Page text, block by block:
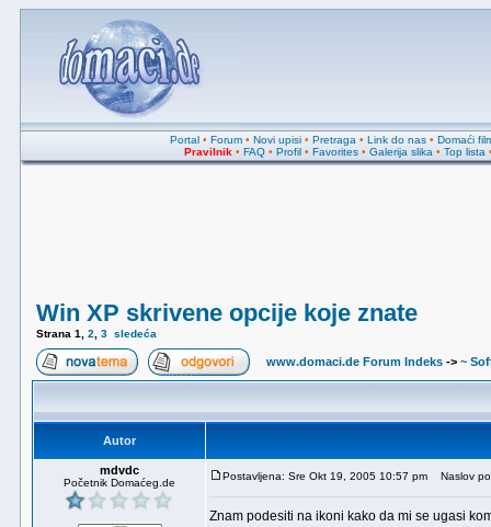
Portal• Forum• Novi upisi• Pretraga • Link do nas• Domaći
Pravilnik • FAQ • Profil • Favorites • Galerija slika • Top lista
Win XP skrivene opcije koje znate
Strana 1 2 3 sledeća
www.domaci.de Forum Indeks -> ~
Autor
mdvdc
Početnik Domaćeg.de
Postavljena: Sre Okt 19, 2005 10:57 pm Naslov
Znam podesiti na ikoni kako da mi se ugasi